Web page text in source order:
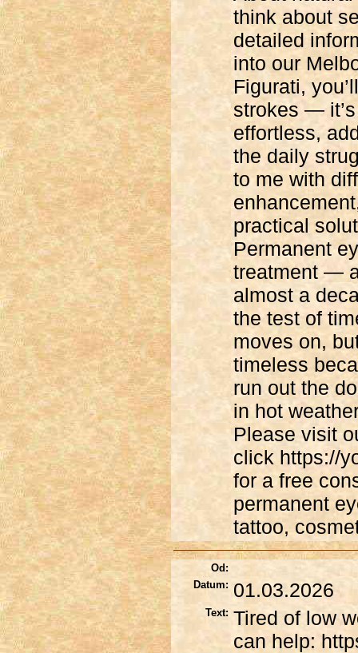
think about
detailed
into our
Figurati,
strokes —
effortless,
the daily
to me with
practical
Permanent
treatment —
almost a
the test of
moves on,
timeless
run out the
in hot
Please visit
click https://
for a free
permanent
tattoo,
Od:
Datum: 01.03.2026
Text: Tired of low
can help: